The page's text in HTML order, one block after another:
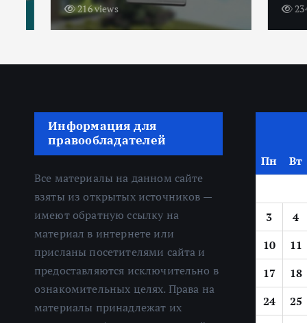
216 views
234
Информация для
правообладателей
Все материалы на данном сайте
взяты из открытых источников —
имеют обратную ссылку на
материал в интернете или
присланы посетителями сайта и
предоставляются исключительно в
ознакомительных целях. Права на
материалы принадлежат их
Пн Вт
3
4
10
11
17
18
24
25